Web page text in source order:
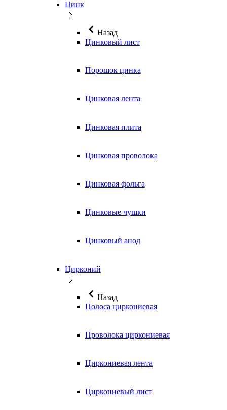
Цинк
Назад
Цинковый лист
Порошок цинка
Цинковая лента
Цинковая плита
Цинковая проволока
Цинковая фольга
Цинковые чушки
Цинковый анод
Цирконий
Назад
Полоса циркониевая
Проволока циркониевая
Циркониевая лента
Циркониевый лист